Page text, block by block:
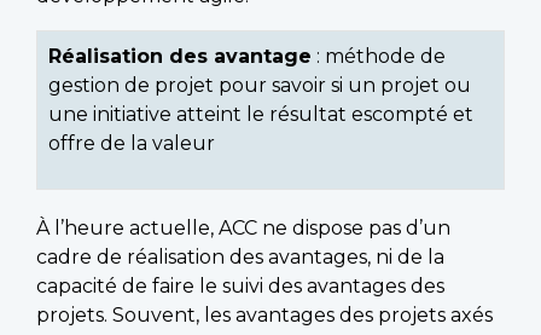
Réalisation des avantage : méthode de
gestion de projet pour savoir si un projet ou
une initiative atteint le résultat escompté et
offre de la valeur
À l’heure actuelle, ACC ne dispose pas d’un
cadre de réalisation des avantages, ni de la
capacité de faire le suivi des avantages des
projets. Souvent, les avantages des projets axés